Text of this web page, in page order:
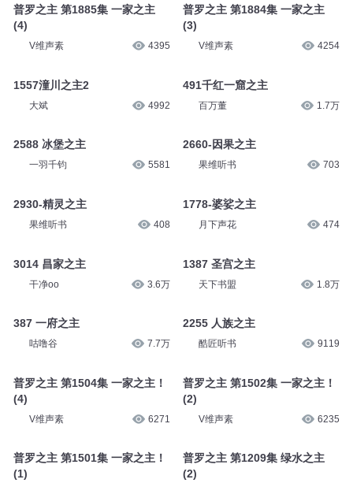
普罗之主 第1885集 一家之主
(4)
V维声素 4395
1557潼川之主2
大斌 4992
2588 冰堡之主
一羽千钧 5581
2930-精灵之主
果维听书 408
3014 昌家之主
干净oo 3.6万
387 一府之主
咕噜谷 7.7万
普罗之主 第1504集 一家之主！
(4)
V维声素 6271
普罗之主 第1501集 一家之主！
(1)
普罗之主 第1884集 一家之主
(3)
V维声素 4254
491千红一窟之主
百万董 1.7万
2660-因果之主
果维听书 703
1778-婆娑之主
月下声花 474
1387 圣宫之主
天下书盟 1.8万
2255 人族之主
酷匠听书 9119
普罗之主 第1502集 一家之主！
(2)
V维声素 6235
普罗之主 第1209集 绿水之主
(2)